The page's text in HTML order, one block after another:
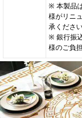
※ 本製品
様がリニ
承くださ
※ 銀行振
様のご負